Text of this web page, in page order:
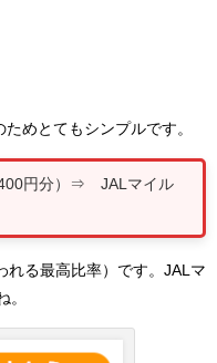
めとてもシンプルです。
400円分）⇒ JALマイル
れる最高比率）です。JALマ
。